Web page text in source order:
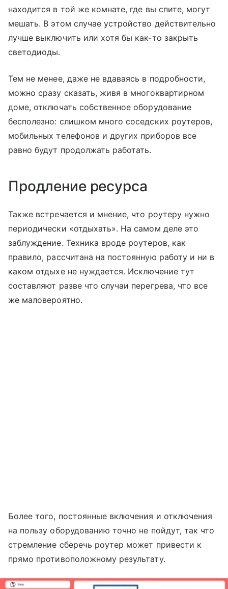
находится в той же комнате, где вы спите, могут
мешать. В этом случае устройство действительно
лучше выключить или хотя бы как-то закрыть
светодиоды.
Тем не менее, даже не вдаваясь в подробности,
можно сразу сказать, живя в многоквартирном
доме, отключать собственное оборудование
бесполезно: слишком много соседских роутеров,
мобильных телефонов и других приборов все
равно будут продолжать работать.
Продление ресурса
Также встречается и мнение, что роутеру нужно
периодически «отдыхать». На самом деле это
заблуждение. Техника вроде роутеров, как
правило, рассчитана на постоянную работу и ни в
каком отдыхе не нуждается. Исключение тут
составляют разве что случаи перегрева, что все
же маловероятно.
Более того, постоянные включения и отключения
на пользу оборудованию точно не пойдут, так что
стремление сберечь роутер может привести к
прямо противоположному результату.